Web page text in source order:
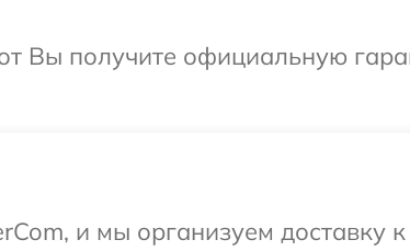
Вы получите официальную
и мы организуем доставку